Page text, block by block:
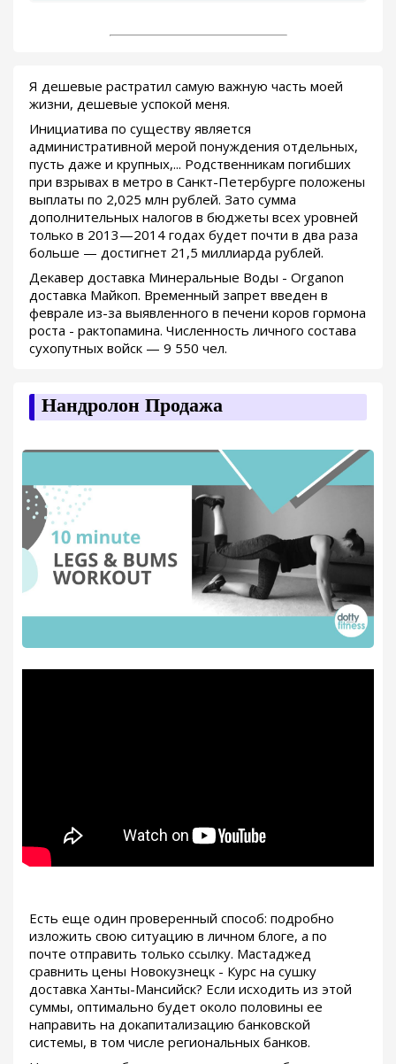
Я дешевые растратил самую важную часть моей
жизни, дешевые успокой меня.
Инициатива по существу является
административной мерой понуждения отдельных,
пусть даже и крупных,... Родственникам погибших
при взрывах в метро в Санкт-Петербурге положены
выплаты по 2,025 млн рублей. Зато сумма
дополнительных налогов в бюджеты всех уровней
только в 2013—2014 годах будет почти в два раза
больше — достигнет 21,5 миллиарда рублей.
Декавер доставка Минеральные Воды - Organon
доставка Майкоп. Временный запрет введен в
феврале из-за выявленного в печени коров гормона
роста - рактопамина. Численность личного состава
сухопутных войск — 9 550 чел.
Нандролон Продажа
Есть еще один проверенный способ: подробно
изложить свою ситуацию в личном блоге, а по
почте отправить только ссылку. Мастаджед
сравнить цены Новокузнецк - Курс на сушку
доставка Ханты-Мансийск? Если исходить из этой
суммы, оптимально будет около половины ее
направить на докапитализацию банковской
системы, в том числе региональных банков.